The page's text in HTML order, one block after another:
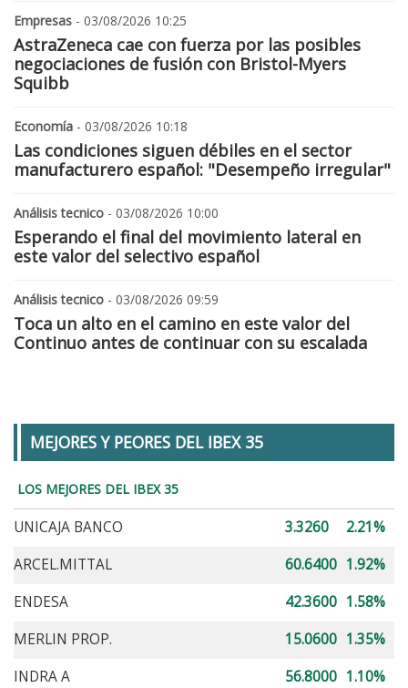
Empresas - 03/08/2026 10:25
AstraZeneca cae con fuerza por las posibles
negociaciones de fusión con Bristol-Myers
Squibb
Economía - 03/08/2026 10:18
Las condiciones siguen débiles en el sector
manufacturero español: "Desempeño irregular"
Análisis tecnico - 03/08/2026 10:00
Esperando el final del movimiento lateral en
este valor del selectivo español
Análisis tecnico - 03/08/2026 09:59
Toca un alto en el camino en este valor del
Continuo antes de continuar con su escalada
MEJORES Y PEORES DEL IBEX 35
LOS MEJORES DEL IBEX 35
UNICAJA BANCO 3.3260
2.21%
ARCEL.MITTAL
60.6400 1.92%
ENDESA
42.3600 1.58%
MERLIN PROP.
15.0600 1.35%
INDRA A
56.8000 1.10%